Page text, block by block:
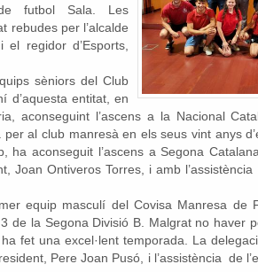
futbol Sala. Les
rebudes per l’alcalde
regidor d’Esports,
sèniors del Club
d’aquesta entitat, en
aconseguint l’ascens a la Nacional
al club manresà en els seus vint anys
ha aconseguit l’ascens a Segona
Joan Ontiveros Torres, i amb
equip masculí del Covisa Manresa de
de la Segona Divisió B. Malgrat no haver
fet una excel·lent temporada. La
Pere Joan Pusó, i l’assistència de